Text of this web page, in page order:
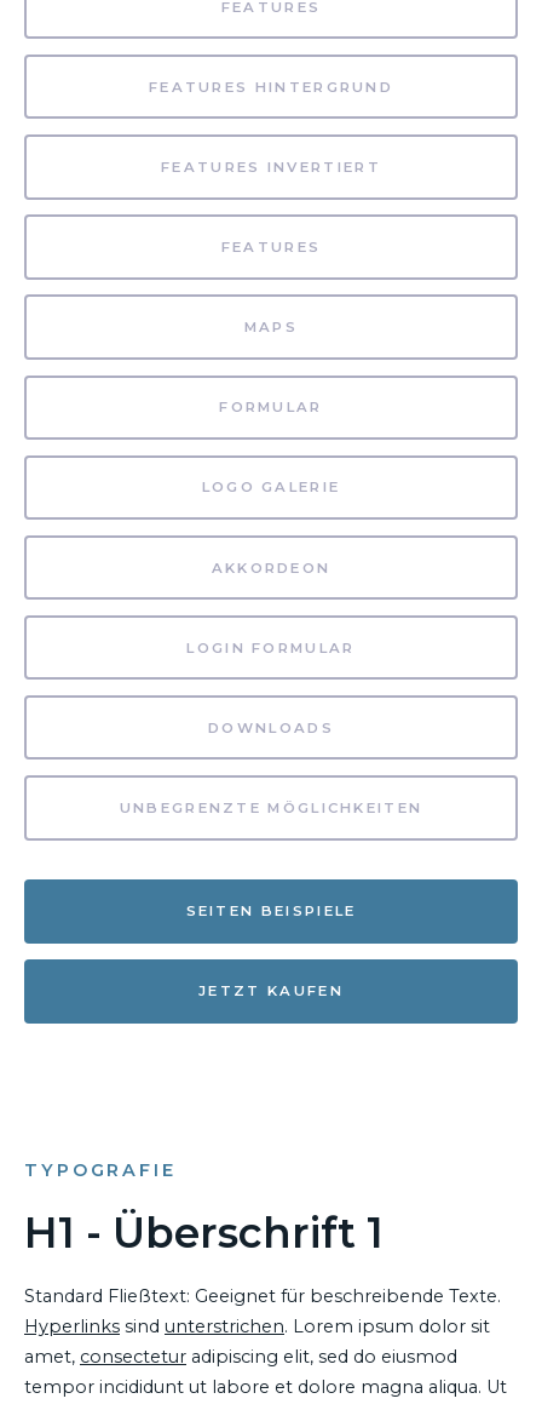
FEATURES
FEATURES HINTERGRUND
FEATURES INVERTIERT
FEATURES
MAPS
FORMULAR
LOGO GALERIE
AKKORDEON
LOGIN FORMULAR
DOWNLOADS
UNBEGRENZTE MÖGLICHKEITEN
SEITEN BEISPIELE
JETZT KAUFEN
TYPOGRAFIE
H1 - Überschrift 1
Standard Fließtext: Geeignet für beschreibende Texte.
Hyperlinks sind unterstrichen. Lorem ipsum dolor sit
amet, consectetur adipiscing elit, sed do eiusmod
tempor incididunt ut labore et dolore magna aliqua. Ut